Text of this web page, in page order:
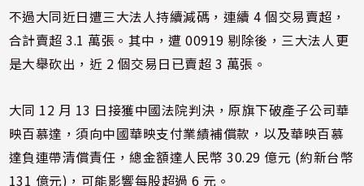
不過大同近日遭三大法人持續減碼，連續 4 個交易賣超，
合計賣超 3.1 萬張。其中，遭 00919 剔除後，三大法人更
是大舉砍出，近 2 個交易日已賣超 3 萬張。
大同 12 月 13 日接獲中國法院判決，原旗下破產子公司華
映百慕達，須向中國華映支付業績補償款，以及華映百慕
達負連帶清償責任，總金額達人民幣 30.29 億元 (約新台幣
131 億元)，可能影響每股超過 6 元。